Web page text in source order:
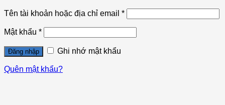
Tên tài khoản hoặc địa chỉ email *
Mật khẩu *
Đăng nhập Ghi nhớ mật khẩu
Quên mật khẩu?